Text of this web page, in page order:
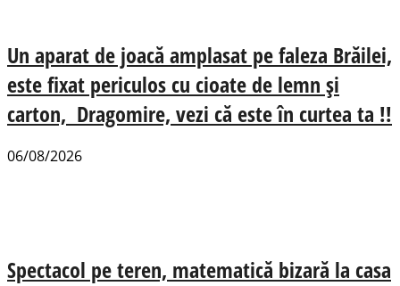
Un aparat de joacă amplasat pe faleza Brăilei,
este fixat periculos cu cioate de lemn și
carton, Dragomire, vezi că este în curtea ta !!
06/08/2026
Spectacol pe teren, matematică bizară la casa